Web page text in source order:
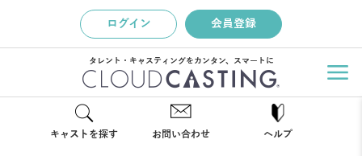
ログイン 会員登録
タレント・キャスティングをカンタン、スマートに
キャストを探す お問い合わせ ヘルプ